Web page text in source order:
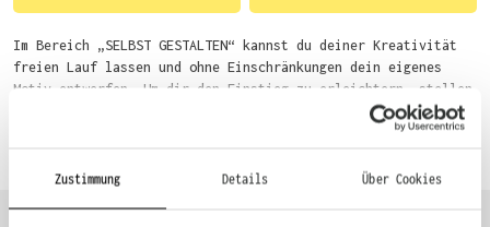
Zustimmung Details Über Cookies
Im Bereich „SELBST GESTALTEN“ kannst du deiner Kreativität
freien Lauf lassen und ohne Einschränkungen dein eigenes
Motiv entwerfen. Um dir den Einstieg zu erleichtern, stellen
wir eine von unseren Designern vorgefertigte Vorlage bereit.
Wähle einfach deine Wunsch-Produkte auf dieser Seite aus und
du auch bequem über das Bestellformular, per E-Mail oder